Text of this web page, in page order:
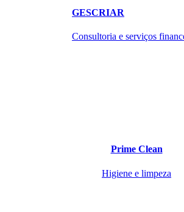
GESCRIAR
Consultoria e serviços
Prime Clean
Higiene e limpeza